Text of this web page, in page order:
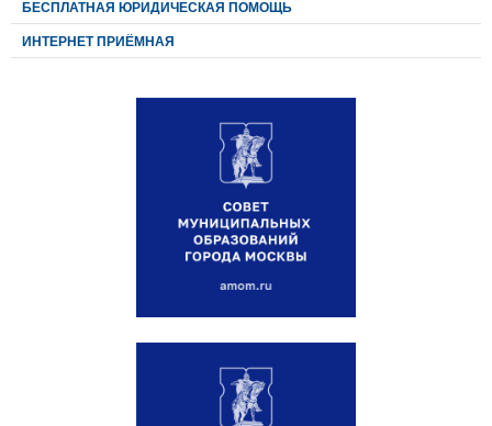
БЕСПЛАТНАЯ ЮРИДИЧЕСКАЯ ПОМОЩЬ
ИНТЕРНЕТ ПРИЁМНАЯ